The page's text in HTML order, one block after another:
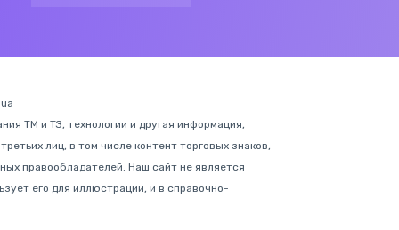
ТМ и ТЗ, технологии и другая информация,
лиц, в том числе контент торговых знаков,
правообладателей. Наш сайт не является
его для иллюстрации, и в справочно-